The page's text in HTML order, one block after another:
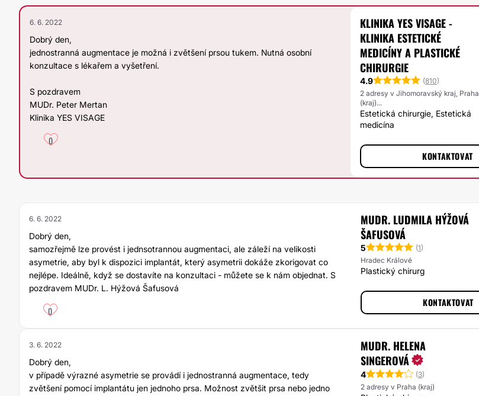
6. 6. 2022
Dobrý den,
jednostranná augmentace je možná i zvětšení prsou tukem. Nutná osobní
konzultace s lékařem a vyšetření.
S pozdravem
MUDr. Peter Mertan
Klinika YES VISAGE
0
KLINIKA YES VISAGE -
KLINIKA ESTETICKÉ
MEDICÍNY A PLASTICKÉ
CHIRURGIE
4.9 (810)
2 adresy v Jihomoravský kraj, Praha
(kraj)...
Estetická chirurgie, Estetická
medicína
KONTAKTOVAT
6. 6. 2022
Dobrý den,
samozřejmě lze provést i jednsotrannou augmentaci, ale záleží na velikosti
asymetrie, aby byl k dispozici implantát, který asymetrii dokáže zkorigovat co
nejlépe. Ideálně, když se dostavíte na konzultaci - můžete se k nám objednat. S
pozdravem MUDr. L. Hýžová Šafusová
0
MUDR. LUDMILA HÝŽOVÁ
ŠAFUSOVÁ
5 (1)
Hradec Králové
Plastický chirurg
KONTAKTOVAT
3. 6. 2022
Dobrý den,
v případě výrazné asymetrie se provádí i jednostranná augmentace, tedy
zvětšení pomocí implantátu jen jednoho prsa. Možnost zvětšit prsa nebo jedno
MUDR. HELENA
SINGEROVÁ
4 (3)
2 adresy v Praha (kraj)